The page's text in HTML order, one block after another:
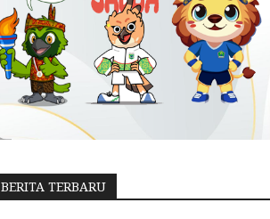
BERITA TERBARU